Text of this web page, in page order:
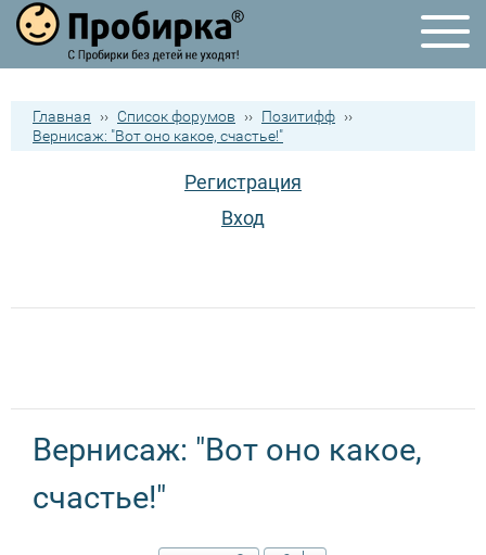
Главная ›› Список форумов ›› Позитифф ››
Вернисаж: "Вот оно какое, счастье!"
Регистрация
Вход
Вернисаж: "Вот оно какое,
счастье!"